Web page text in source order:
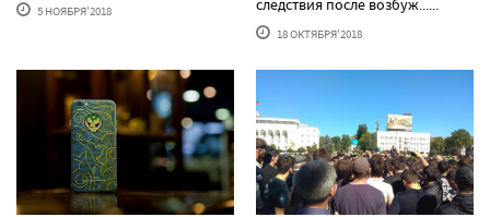
5 НОЯБРЯ'2018 следствия после возбуж......
18 ОКТЯБРЯ'2018